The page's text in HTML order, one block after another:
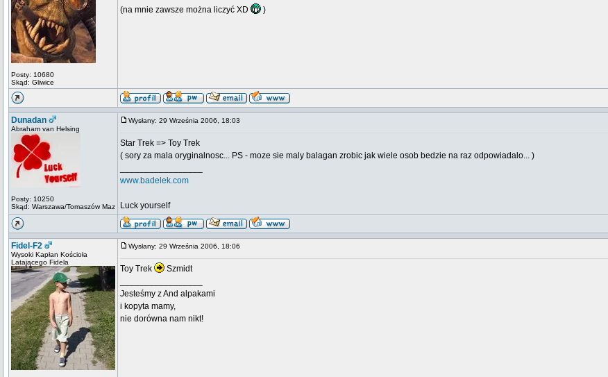
Posty: 10680
Skąd: Gliwice
(na mnie zawsze można liczyć XD )
Dunadan
Abraham van Helsing
Posty: 10250
Skąd: Warszawa/Tomaszów Maz
Wysłany: 29 Września 2006, 18:03
Star Trek => Toy Trek
( sory za mala oryginalnosc... PS - moze sie maly balagan zrobic jak wiele osob bedzie na raz odpowiadalo... )
www.badelek.com
Luck yourself
Fidel-F2
Wysoki Kapłan Kościoła
Latającego Fidela
Wysłany: 29 Września 2006, 18:06
Toy Trek
Szmidt
Jesteśmy z And alpakami
i kopyta mamy,
nie dorówna nam nikt!